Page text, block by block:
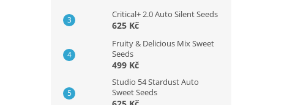
Critical+ 2.0 Auto Silent Seeds
625 Kč
Fruity & Delicious Mix Sweet
Seeds
499 Kč
Studio 54 Stardust Auto
Sweet Seeds